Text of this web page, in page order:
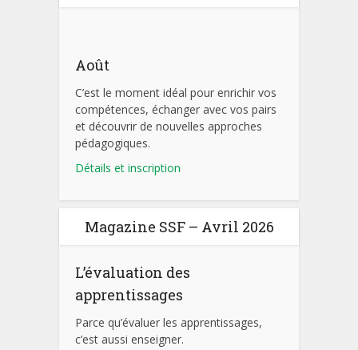
Août
C’est le moment idéal pour enrichir vos
compétences, échanger avec vos pairs
et découvrir de nouvelles approches
pédagogiques.
Détails et inscription
Magazine SSF – Avril 2026
L’évaluation des
apprentissages
Parce qu’évaluer les apprentissages,
c’est aussi enseigner.